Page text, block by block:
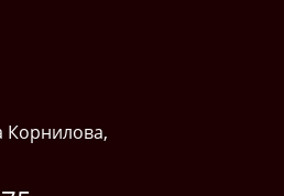
Корнилова,